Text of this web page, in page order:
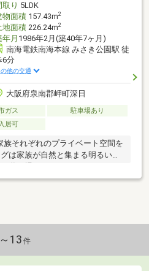
取り 5LDK
物面積157.43m2
地面積226.24m2
年月1986年2月(築40年7ヶ月)
南海電鉄南海本線 みさき公園駅 徒
6分
の他の交通
大阪府泉南郡岬町深日
ガス
駐車場あり
居可
族それぞれのプライベート空間を
は家族が自然と集まる明るい空
遊び場やくつろぎのスペースと
13 件